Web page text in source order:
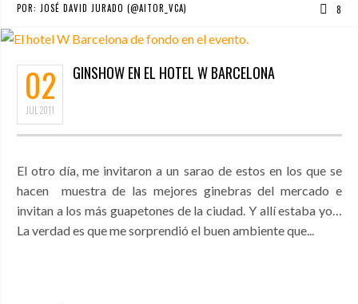
POR: JOSÉ DAVID JURADO (@AITOR_VCA) 8
02
JUL2011
GINSHOW EN EL HOTEL W BARCELONA
El otro día, me invitaron a un sarao de estos en los que se
hacen muestra de las mejores ginebras del mercado e
invitan a los más guapetones de la ciudad. Y allí estaba yo…
La verdad es que me sorprendió el buen ambiente que...